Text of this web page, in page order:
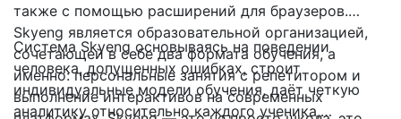
также с помощью расширений для браузеров.
Skyeng является образовательной организацией,
сочетающей в себе два формата обучения, а
именно: персональные занятия с репетитором и
выполнение интерактивов на современных
Система Skyeng основываясь на поведении
человека, допущенных ошибках, строит
индивидуальные модели обучения, даёт четкую
аналитику относительно каждого ученика,